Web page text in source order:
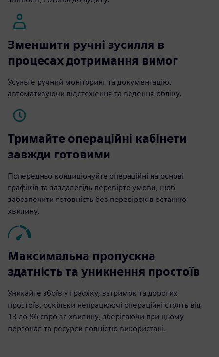
Зменшити ручні зусилля в
процесах дотримання вимог
Усуньте ручний моніторинг та документацію,
автоматизуючи відстеження та ведення обліку.
Тримайте операційні кабінети
завжди готовими
Попередньо кондиціонуйте операційні на основі
графіків та заздалегідь перевірте умови, щоб
забезпечити готовність без перевірок в останню
хвилину.
Максимальна пропускна
здатність та уникнення простоїв
Уникайте збоїв у графіку, затримок та дорогих
простоїв, оскільки непрацюючі операційні стоять від
13 до 86 євро за хвилину, зберігаючи при цьому
персонал та ресурси повністю використані.